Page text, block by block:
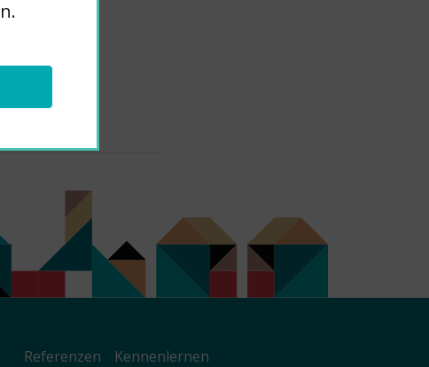
Referenzen Kennenlernen